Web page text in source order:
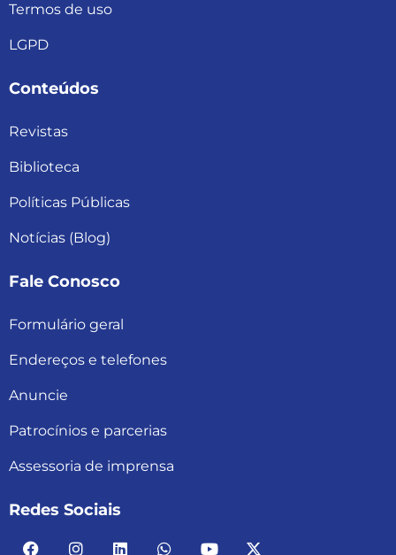
Termos de uso
LGPD
Conteúdos
Revistas
Biblioteca
Políticas Públicas
Notícias (Blog)
Fale Conosco
Formulário geral
Endereços e telefones
Anuncie
Patrocínios e parcerias
Assessoria de imprensa
Redes Sociais